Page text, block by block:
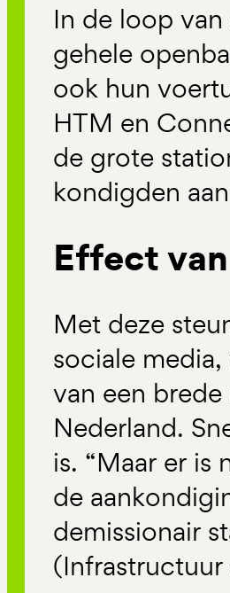
In de loop
gehele
ook hun
HTM en
de grote
kondigden
Effect
Met deze
sociale
van een
Nederland.
is. “Maar er
de
demissionair